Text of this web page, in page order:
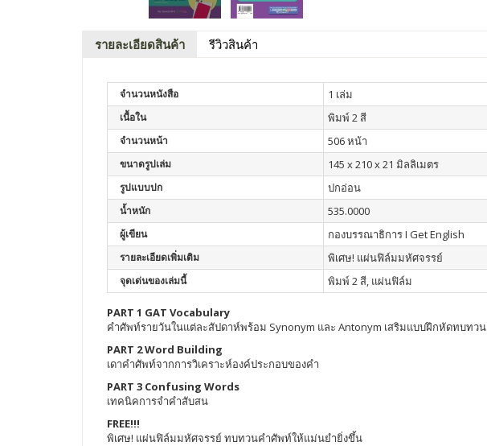
รายละเอียดสินค้า รีวิวสินค้า
จำนวนหนังสือ 1 เล่ม
เนื้อใน พิมพ์ 2 สี
จำนวนหน้า 506 หน้า
ขนาดรูปเล่ม 145 x 210 x 21 มิลลิเมตร
รูปแบบปก ปกอ่อน
น้ำหนัก 535.0000
ผู้เขียน กองบรรณาธิการ I Get English
รายละเอียดเพิ่มเติม พิเศษ! แผ่นฟิล์มมหัศจรรย์
จุดเด่นของเล่มนี้ พิมพ์ 2 สี, แผ่นฟิล์ม
PART 1 GAT Vocabulary
คำศัพท์รายวันในแต่ละสัปดาห์พร้อม Synonym และ Antonym เสริมแบบฝึกหัดทบทวน
PART 2 Word Building
เดาคำศัพท์จากการวิเคราะห์องค์ประกอบของคำ
PART 3 Confusing Words
เทคนิคการจำคำสับสน
FREE!!!
พิเศษ! แผ่นฟิล์มมหัศจรรย์ ทบทวนคำศัพท์ให้แม่นยำยิ่งขึ้น